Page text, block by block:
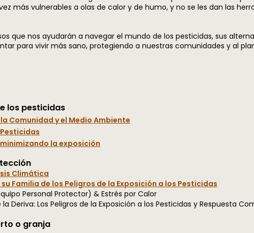
más vulnerables a olas de calor y de humo, y no se les dan las
que nos ayudarán a navegar el mundo de los pesticidas, sus
para vivir más sano, protegiendo a nuestras comunidades y al
los pesticidas
Comunidad y el Medio Ambiente
la exposición
Climática
Familia de los Peligros de la Exposición a los Pesticidas
Personal Protector) & Estrés por Calor
la Deriva: Los Peligros de la Exposición a los Pesticidas y Respuesta
o granja